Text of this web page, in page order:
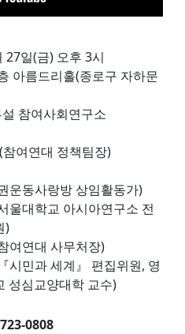
일(금) 오후 3시
아름드리홀(종로구 자하문
참여사회연구소
여연대 정책팀장)
운동사랑방 상임활동가)
울대학교 아시아연구소 전
)
여연대 사무처장)
시민과 세계』 편집위원, 영
성심교양대학 교수)
0808